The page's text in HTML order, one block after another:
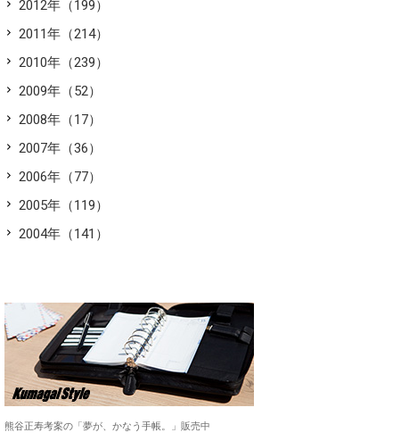
2012年（199）
2011年（214）
2010年（239）
2009年（52）
2008年（17）
2007年（36）
2006年（77）
2005年（119）
2004年（141）
熊谷正寿考案の「夢が、かなう手帳。」販売中